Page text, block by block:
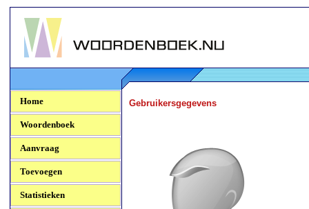
Woordenboek.NU
Home
Woordenboek
Aanvraag
Toevoegen
Statistieken
Gebruikersgegevens